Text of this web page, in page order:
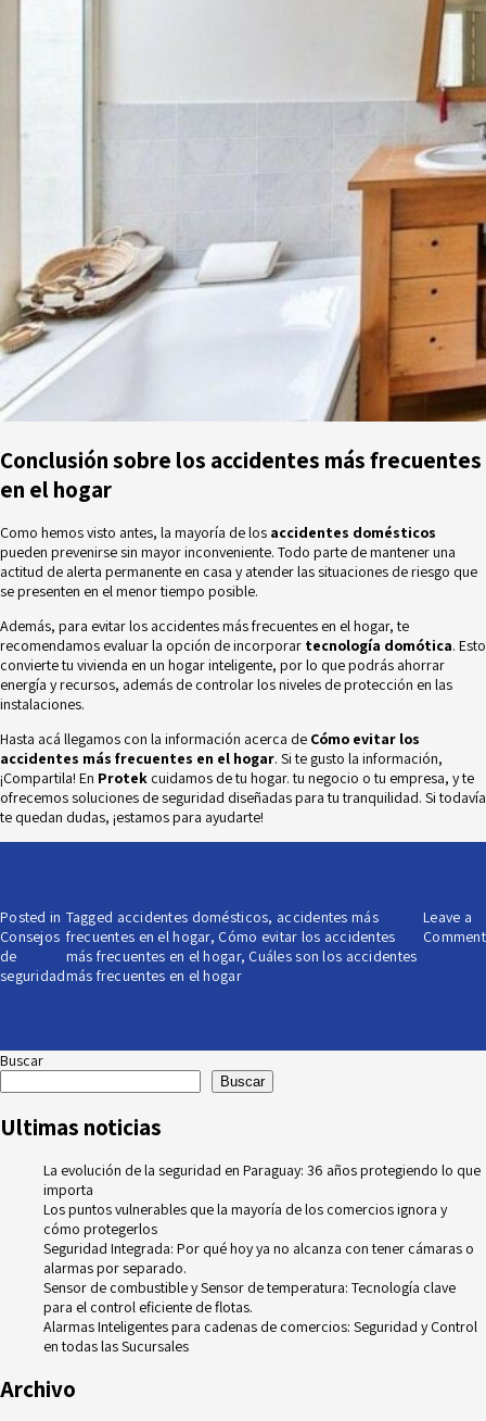
Conclusión sobre los accidentes más frecuentes
en el hogar
Como hemos visto antes, la mayoría de los accidentes domésticos
pueden prevenirse sin mayor inconveniente. Todo parte de mantener una
actitud de alerta permanente en casa y atender las situaciones de riesgo que
se presenten en el menor tiempo posible.
Además, para evitar los accidentes más frecuentes en el hogar, te
recomendamos evaluar la opción de incorporar tecnología domótica. Esto
convierte tu vivienda en un hogar inteligente, por lo que podrás ahorrar
energía y recursos, además de controlar los niveles de protección en las
instalaciones.
Hasta acá llegamos con la información acerca de Cómo evitar los
accidentes más frecuentes en el hogar. Si te gusto la información,
¡Compartila! En Protek cuidamos de tu hogar. tu negocio o tu empresa, y te
ofrecemos soluciones de seguridad diseñadas para tu tranquilidad. Si todavía
te quedan dudas, ¡estamos para ayudarte!
Posted in
Consejos
de
seguridad
Tagged accidentes domésticos, accidentes más
frecuentes en el hogar, Cómo evitar los accidentes
más frecuentes en el hogar, Cuáles son los accidentes
más frecuentes en el hogar
Leave a
Comment
Buscar
Buscar
Ultimas noticias
La evolución de la seguridad en Paraguay: 36 años protegiendo lo que
importa
Los puntos vulnerables que la mayoría de los comercios ignora y
cómo protegerlos
Seguridad Integrada: Por qué hoy ya no alcanza con tener cámaras o
alarmas por separado.
Sensor de combustible y Sensor de temperatura: Tecnología clave
para el control eficiente de flotas.
Alarmas Inteligentes para cadenas de comercios: Seguridad y Control
en todas las Sucursales
Archivo